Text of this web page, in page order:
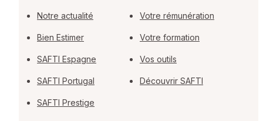
Notre actualité
Bien Estimer
SAFTI Espagne
SAFTI Portugal
SAFTI Prestige
Votre rémunération
Votre formation
Vos outils
Découvrir SAFTI